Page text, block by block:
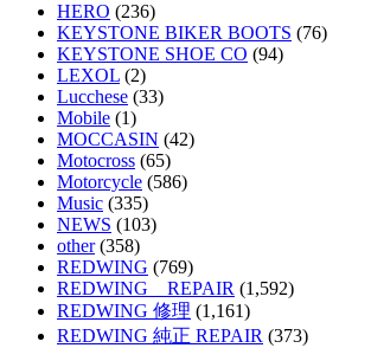
HERO (236)
KEYSTONE BIKER BOOTS (76)
KEYSTONE SHOE CO (94)
LEXOL (2)
Lucchese (33)
Mobile (1)
MOCCASIN (42)
Motocross (65)
Motorcycle (586)
Music (335)
NEWS (103)
other(358)
REDWING (769)
REDWING REPAIR (1,592)
REDWING 修理 (1,161)
REDWING 純正 REPAIR (373)